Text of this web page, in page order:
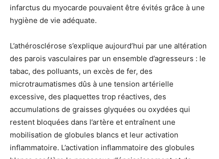
infarctus du myocarde pouvaient être évités grâce à une
hygiène de vie adéquate.
L’athérosclérose s’explique aujourd’hui par une altération
des parois vasculaires par un ensemble d’agresseurs : le
tabac, des polluants, un excès de fer, des
microtraumatismes dûs à une tension artérielle
excessive, des plaquettes trop réactives, des
accumulations de graisses glyquées ou oxydées qui
restent bloquées dans l’artère et entraînent une
mobilisation de globules blancs et leur activation
inflammatoire. L’activation inflammatoire des globules